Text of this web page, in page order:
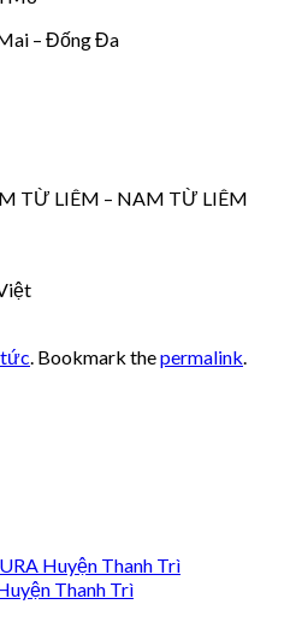
– Đống Đa
TỪ LIÊM – NAM TỪ LIÊM
. Bookmark thepermalink
Huyện Thanh Trì
Thanh Trì